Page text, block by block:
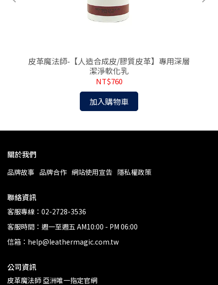
皮革魔法師-【人造合成皮/膠質皮革】專用深層
潔淨軟化乳
NT$760
加入購物車
關於我們
品牌故事 品牌合作 網站使用宣告 隱私權政策
聯絡資訊
客服專線：02-2728-3536
客服時間：週一至週五 AM10:00 - PM 06:00
信箱：help@leathermagic.com.tw
公司資訊
皮革魔法師 亞洲唯一指定官網